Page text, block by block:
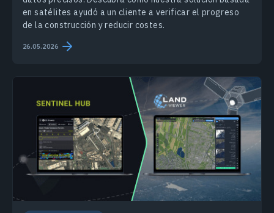
en satélites ayudó a un cliente a verificar el progreso
de la construcción y reducir costes.
26.05.2026